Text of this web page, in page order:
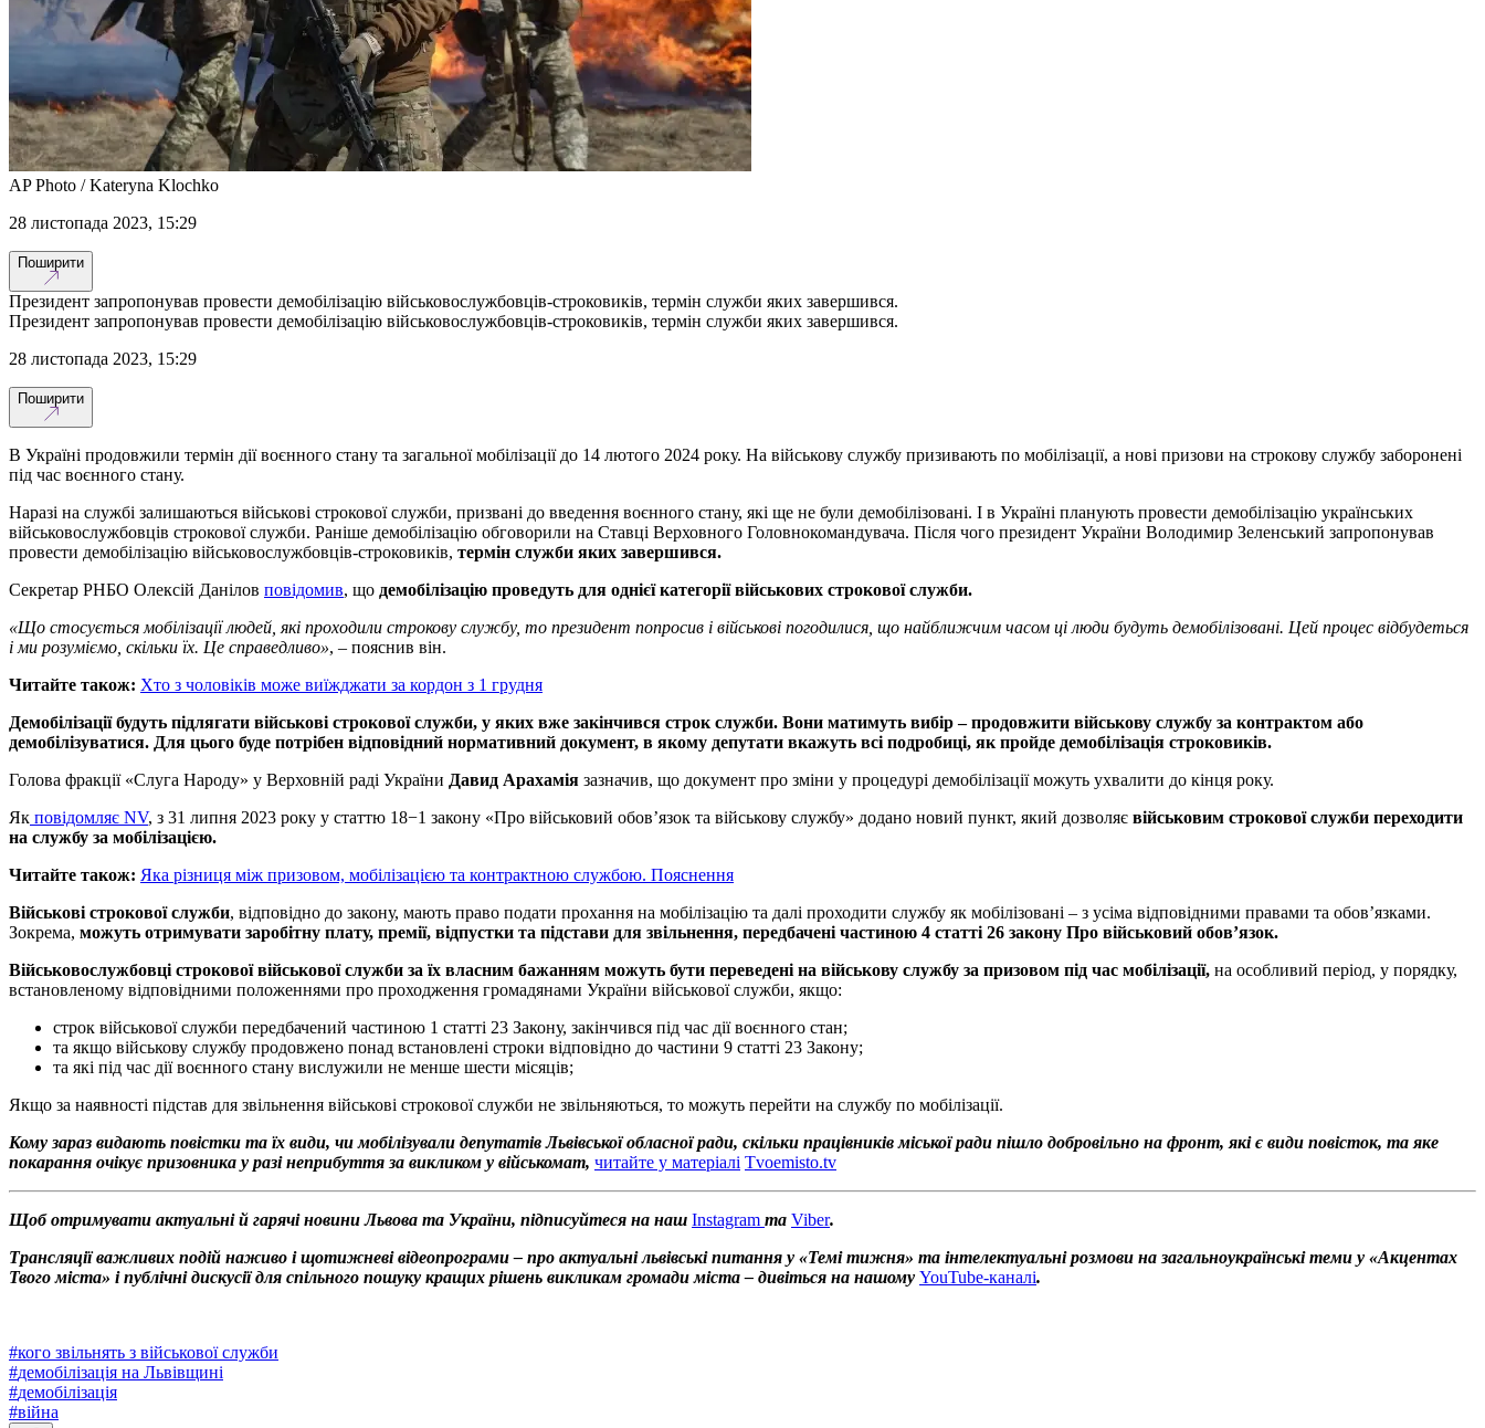
AP Photo / Kateryna Klochko
28 листопада 2023, 15:29
Поширити
Президент запропонував провести демобілізацію військовослужбовців-строковиків, термін служби яких завершився.
Президент запропонував провести демобілізацію військовослужбовців-строковиків, термін служби яких завершився.
28 листопада 2023, 15:29
Поширити
В Україні продовжили термін дії воєнного стану та загальної мобілізації до 14 лютого 2024 року. На військову службу призивають по мобілізації, а нові призови на строкову службу заборонені
під час воєнного стану.
Наразі на службі залишаються військові строкової служби, призвані до введення воєнного стану, які ще не були демобілізовані. І в Україні планують провести демобілізацію українських
військовослужбовців строкової служби. Раніше демобілізацію обговорили на Ставці Верховного Головнокомандувача. Після чого президент України Володимир Зеленський запропонував
провести демобілізацію військовослужбовців-строковиків, термін служби яких завершився.
Секретар РНБО Олексій Данілов повідомив, що демобілізацію проведуть для однієї категорії військових строкової служби.
«Що стосується мобілізації людей, які проходили строкову службу, то президент попросив і військові погодилися, що найближчим часом ці люди будуть демобілізовані. Цей процес відбудеться
і ми розуміємо, скільки їх. Це справедливо», – пояснив він.
Читайте також: Хто з чоловіків може виїжджати за кордон з 1 грудня
Демобілізації будуть підлягати військові строкової служби, у яких вже закінчився строк служби. Вони матимуть вибір – продовжити військову службу за контрактом або
демобілізуватися. Для цього буде потрібен відповідний нормативний документ, в якому депутати вкажуть всі подробиці, як пройде демобілізація строковиків.
Голова фракції «Слуга Народу» у Верховній раді України Давид Арахамія зазначив, що документ про зміни у процедурі демобілізації можуть ухвалити до кінця року.
Як повідомляє NV, з 31 липня 2023 року у статтю 18−1 закону «Про військовий обов’язок та військову службу» додано новий пункт, який дозволяє військовим строкової служби переходити
на службу за мобілізацією.
Читайте також: Яка різниця між призовом, мобілізацією та контрактною службою. Пояснення
Військові строкової служби, відповідно до закону, мають право подати прохання на мобілізацію та далі проходити службу як мобілізовані – з усіма відповідними правами та обов’язками.
Зокрема, можуть отримувати заробітну плату, премії, відпустки та підстави для звільнення, передбачені частиною 4 статті 26 закону Про військовий обов’язок.
Військовослужбовці строкової військової служби за їх власним бажанням можуть бути переведені на військову службу за призовом під час мобілізації, на особливий період, у порядку,
встановленому відповідними положеннями про проходження громадянами України військової служби, якщо:
строк військової служби передбачений частиною 1 статті 23 Закону, закінчився під час дії воєнного стан;
та якщо військову службу продовжено понад встановлені строки відповідно до частини 9 статті 23 Закону;
та які під час дії воєнного стану вислужили не менше шести місяців;
Якщо за наявності підстав для звільнення військові строкової служби не звільняються, то можуть перейти на службу по мобілізації.
Кому зараз видають повістки та їх види, чи мобілізували депутатів Львівської обласної ради, скільки працівників міської ради пішло добровільно на фронт, які є види повісток, та яке
покарання очікує призовника у разі неприбуття за викликом у військомат, читайте у матеріалі Tvoemisto.tv
Щоб отримувати актуальні й гарячі новини Львова та України, підписуйтеся на наш Instagram та Viber.
Трансляції важливих подій наживо і щотижневі відеопрограми – про актуальні львівські питання у «Темі тижня» та інтелектуальні розмови на загальноукраїнські теми у «Акцентах
Твого міста» і публічні дискусії для спільного пошуку кращих рішень викликам громади міста – дивіться на нашому YouTube-каналі.
#кого звільнять з військової служби
#демобілізація на Львівщині
#демобілізація
#війна